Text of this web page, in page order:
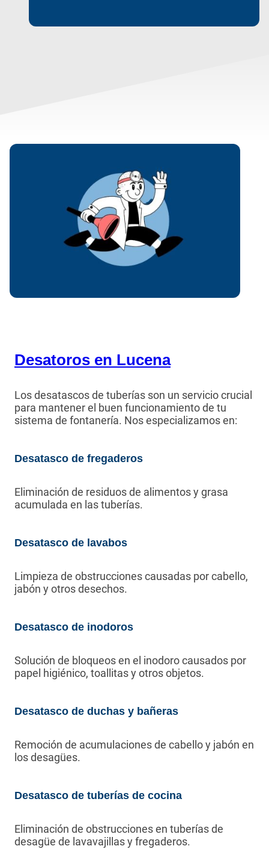
Desatoros en Lucena
Los desatascos de tuberías son un servicio crucial
para mantener el buen funcionamiento de tu
sistema de fontanería. Nos especializamos en:
Desatasco de fregaderos
Eliminación de residuos de alimentos y grasa
acumulada en las tuberías.
Desatasco de lavabos
Limpieza de obstrucciones causadas por cabello,
jabón y otros desechos.
Desatasco de inodoros
Solución de bloqueos en el inodoro causados por
papel higiénico, toallitas y otros objetos.
Desatasco de duchas y bañeras
Remoción de acumulaciones de cabello y jabón en
los desagües.
Desatasco de tuberías de cocina
Eliminación de obstrucciones en tuberías de
desagüe de lavavajillas y fregaderos.